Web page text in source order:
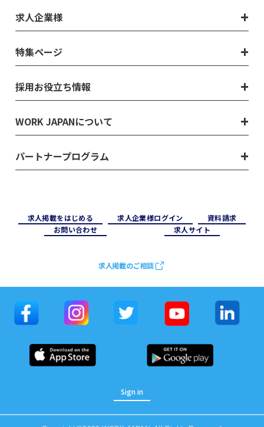
求人企業様
特集ページ
採用お役立ち情報
WORK JAPANについて
パートナープログラム
求⼈掲載をはじめる 求⼈企業様ログイン
資料請求
お問い合わせ
求⼈サイト
求人掲載のご相談
Sign in